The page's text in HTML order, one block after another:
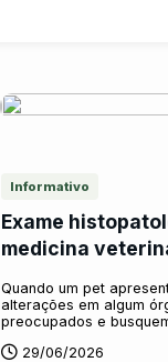
Informativo
Exame
medicina
Quando um pet
alterações em algum
preocupados e
29/06/2026